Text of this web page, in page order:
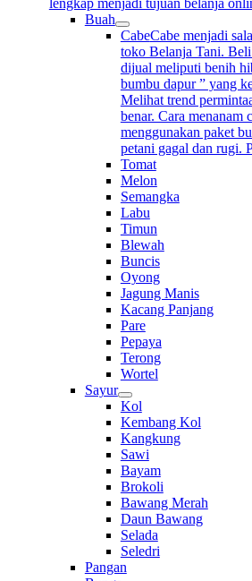
lengkap menjadi tujuan belanja
Buah
CabeCabe menjadi
toko Belanja Tani.
dijual meliputi benih
bumbu dapur ” yang
Melihat trend
benar. Cara menanam
menggunakan paket
petani gagal dan rugi.
Tomat
Melon
Semangka
Labu
Timun
Blewah
Buncis
Oyong
Jagung Manis
Kacang Panjang
Pare
Pepaya
Terong
Wortel
Sayur
Kol
Kembang Kol
Kangkung
Sawi
Bayam
Brokoli
Bawang Merah
Daun Bawang
Selada
Seledri
Pangan